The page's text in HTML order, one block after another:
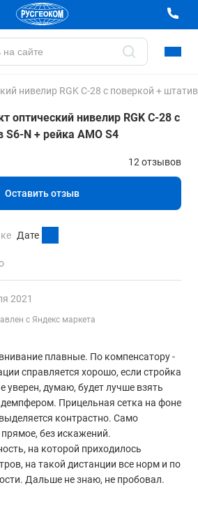
нивелир RGK C-28 с поверкой +
оптический нивелир RGK C-28 с
S6-N + рейка AMO S4
12 отзывов
Оставить отзыв
Дате
2021
с Яндекс маркета
плавные. По компенсатору -
справляется хорошо, если стройка
уверен, думаю, будет лучше взять
Прицельная сетка на фоне
контрастно. Само
без искажений.
на которой приходилось
на такой дистанции все норм и по
Дальше не знаю, не пробовал.